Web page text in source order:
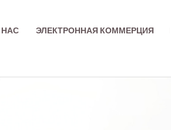
НАС ЭЛЕКТРОННАЯ КОММЕРЦИЯ